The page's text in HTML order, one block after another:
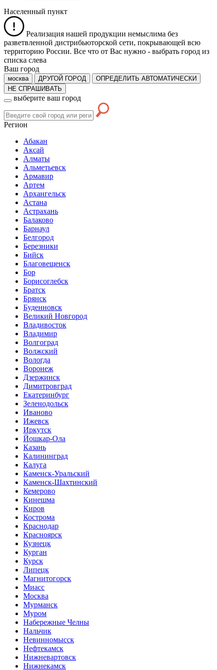
Населенный пункт
Реализация нашей продукции немыслима без
разветвленной дистрибьюторской сети, покрывающей всю
территорию России. Все что от Вас нужно - выбрать город из
списка слева
Ваш город
москва ДРУГОЙ ГОРОД
ОПРЕДЕЛИТЬ АВТОМАТИЧЕСКИ
НЕ СПРАШИВАТЬ
выберите ваш город
Регион
Абакан
Аксай
Алматы
Альметьевск
Армавир
Артем
Архангельск
Астана
Астрахань
Балаково
Барнаул
Белгород
Березники
Бийск
Благовещенск
Бор
Борисоглебск
Братск
Брянск
Буденновск
Великий Новгород
Владивосток
Владимир
Волгоград
Волжский
Вологда
Воронеж
Дзержинск
Димитровград
Екатеринбург
Зеленодольск
Иваново
Ижевск
Иркутск
Йошкар-Ола
Казань
Калининград
Калуга
Каменск-Уральский
Каменск-Шахтинский
Кемерово
Кинешма
Киров
Кострома
Краснодар
Красноярск
Кузнецк
Курган
Курск
Липецк
Магнитогорск
Миасс
Москва
Мурманск
Муром
Набережные Челны
Нальчик
Невинномысск
Нефтекамск
Нижневартовск
Нижнекамск